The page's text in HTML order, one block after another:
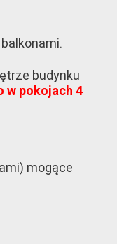
budynku
w pokojach 4
mogące